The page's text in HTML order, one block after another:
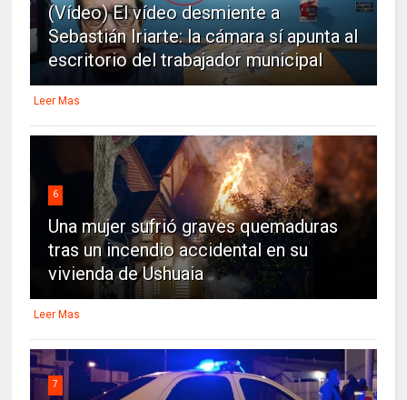
(Vídeo) El vídeo desmiente a
Sebastián Iriarte: la cámara sí apunta al
escritorio del trabajador municipal
Leer Mas
6
Una mujer sufrió graves quemaduras
tras un incendio accidental en su
vivienda de Ushuaia
Leer Mas
7